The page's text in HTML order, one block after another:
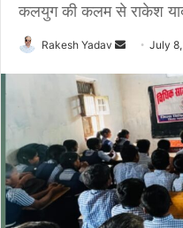
कलयुग की कलम से राकेश
Rakesh Yadav
a
e
m
a
July